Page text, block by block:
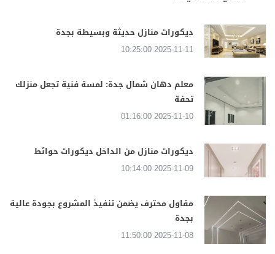
ديكورات منازل حديثة وبسيطة بجدة
2025-11-11 10:25:00
معلم دهان شمال جدة: لمسة فنية تجعل منزلك
تحفة
2025-11-10 01:16:00
ديكورات منازل من الداخل ديكورات حوائط
2025-11-09 10:14:00
مقاول محترف يضمن تنفيذ المشروع بجودة عالية
بجدة
2025-11-08 11:50:00